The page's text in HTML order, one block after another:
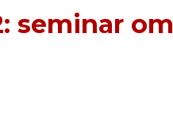
seminar om